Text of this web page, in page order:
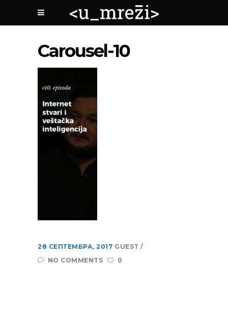
Carousel-10
28 СЕПТЕМБРА, 2017 GUEST
NO COMMENTS
0